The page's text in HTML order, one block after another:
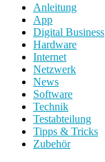
Anleitung
App
Digital Business
Hardware
Internet
Netzwerk
News
Software
Technik
Testabteilung
Tipps & Tricks
Zubehör